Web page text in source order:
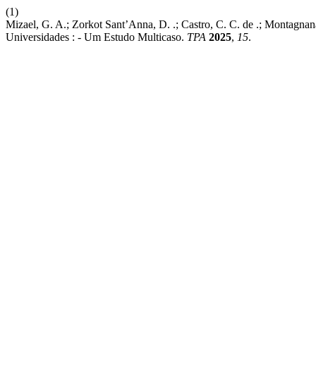
(1)
Mizael, G. A.; Zorkot Sant’Anna, D. .; Castro, C. C. de .;
Universidades : - Um Estudo Multicaso. TPA 2025, 15.